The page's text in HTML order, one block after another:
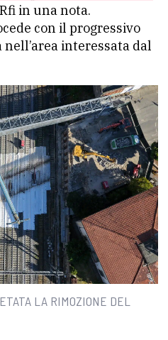
in una nota.
con il progressivo
interessata dal
LA RIMOZIONE DEL